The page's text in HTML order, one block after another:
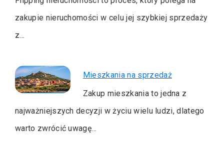
zakupie nieruchomości w celu jej szybkiej sprzedaży
z…
Mieszkania na sprzedaż
Zakup mieszkania to jedna z
najważniejszych decyzji w życiu wielu ludzi, dlatego
warto zwrócić uwagę…